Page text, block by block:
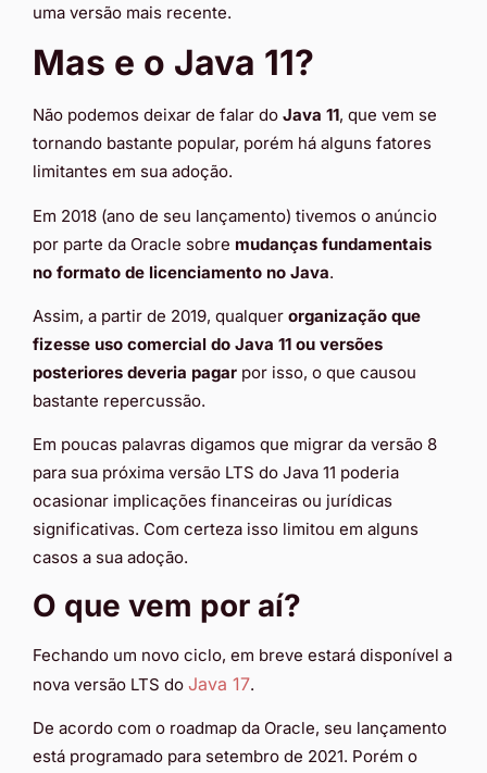
uma versão mais recente.
Mas e o Java 11?
Não podemos deixar de falar do Java 11, que vem se
tornando bastante popular, porém há alguns fatores
limitantes em sua adoção.
Em 2018 (ano de seu lançamento) tivemos o anúncio
por parte da Oracle sobre mudanças fundamentais
no formato de licenciamento no Java.
Assim, a partir de 2019, qualquer organização que
fizesse uso comercial do Java 11 ou versões
posteriores deveria pagar por isso, o que causou
bastante repercussão.
Em poucas palavras digamos que migrar da versão 8
para sua próxima versão LTS do Java 11 poderia
ocasionar implicações financeiras ou jurídicas
significativas. Com certeza isso limitou em alguns
casos a sua adoção.
O que vem por aí?
Fechando um novo ciclo, em breve estará disponível a
nova versão LTS do Java 17.
De acordo com o roadmap da Oracle, seu lançamento
está programado para setembro de 2021. Porém o